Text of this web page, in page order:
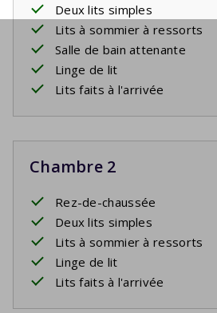
Deux lits simples
Lits à sommier à ressorts
Salle de bain attenante
Linge de lit
Lits faits à l'arrivée
Chambre 2
Rez-de-chaussée
Deux lits simples
Lits à sommier à ressorts
Linge de lit
Lits faits à l'arrivée